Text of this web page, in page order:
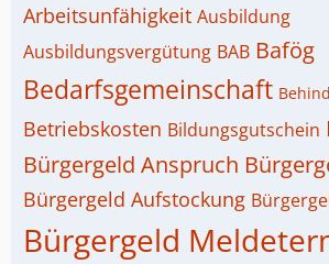
Arbeitsunfähigkeit Ausbildung
Ausbildungsvergütung BAB Bafög
Bedarfsgemeinschaft
Betriebskosten Bildungsgutschein
Bürgergeld Anspruch
Bürgergeld Aufstockung
Bürgergeld